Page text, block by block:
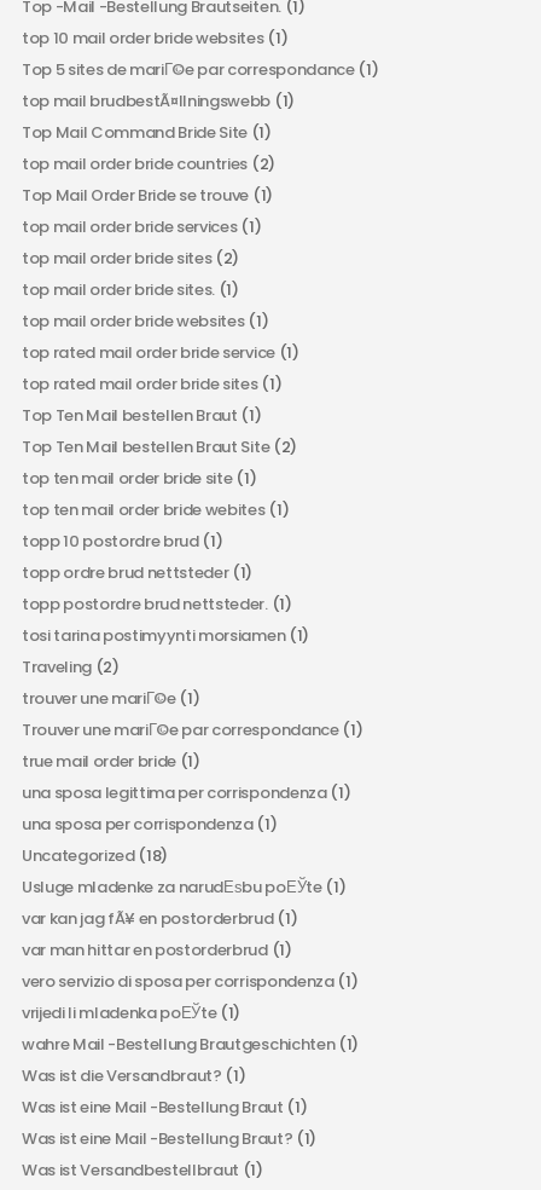
Top -Mail -Bestellung Brautseiten.(1)
top 10 mail order bride websites(1)
Top 5 sites de mariГ©e par correspondance(1)
top mail brudbestÃ¤llningswebb (1)
Top Mail Command Bride Site (1)
top mail order bride countries (2)
Top Mail Order Bride se trouve (1)
top mail order bride services(1)
top mail order bride sites(2)
top mail order bride sites. (1)
top mail order bride websites(1)
top rated mail order bride service(1)
top rated mail order bride sites(1)
Top Ten Mail bestellen Braut (1)
Top Ten Mail bestellen Braut Site(2)
top ten mail order bride site(1)
top ten mail order bride webites(1)
topp 10 postordre brud(1)
topp ordre brud nettsteder(1)
topp postordre brud nettsteder.(1)
tosi tarina postimyynti morsiamen(1)
Traveling(2)
trouver une mariГ©e(1)
Trouver une mariГ©e par correspondance(1)
true mail order bride (1)
una sposa legittima per corrispondenza(1)
una sposa per corrispondenza(1)
Uncategorized(18)
Usluge mladenke za narudЕѕbu poЕЎte(1)
var kan jag fÃ¥ en postorderbrud(1)
var man hittar en postorderbrud(1)
vero servizio di sposa per corrispondenza(1)
vrijedi li mladenka poЕЎte(1)
wahre Mail -Bestellung Brautgeschichten(1)
Was ist die Versandbraut? (1)
Was ist eine Mail -Bestellung Braut (1)
Was ist eine Mail -Bestellung Braut? (1)
Was ist Versandbestellbraut (1)